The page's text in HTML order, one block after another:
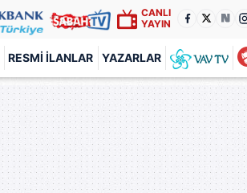
CANLI
YAYIN
RESMI İLANLAR YAZARLAR